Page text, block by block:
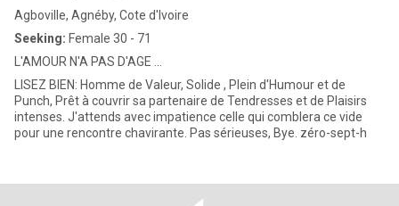
Agboville, Agnéby, Cote d'Ivoire
Seeking: Female 30 - 71
L'AMOUR N'A PAS D'AGE ...
LISEZ BIEN: Homme de Valeur, Solide , Plein d'Humour et de
Punch, Prêt à couvrir sa partenaire de Tendresses et de Plaisirs
intenses. J'attends avec impatience celle qui comblera ce vide
pour une rencontre chavirante. Pas sérieuses, Bye. zéro-sept-h